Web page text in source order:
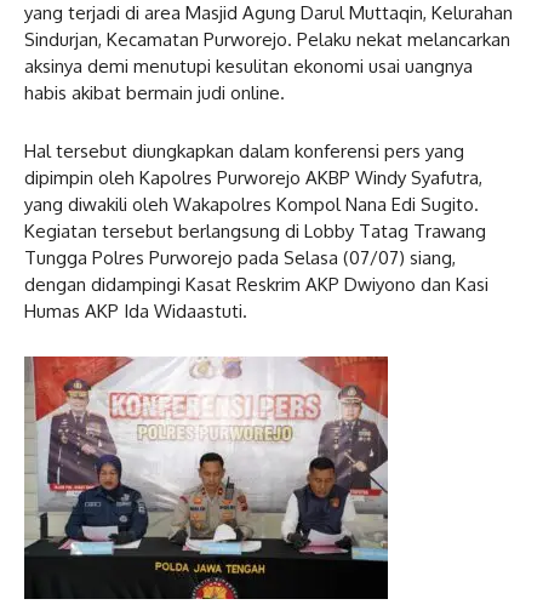
yang terjadi di area Masjid Agung Darul Muttaqin, Kelurahan
Sindurjan, Kecamatan Purworejo. Pelaku nekat melancarkan
aksinya demi menutupi kesulitan ekonomi usai uangnya
habis akibat bermain judi online.
Hal tersebut diungkapkan dalam konferensi pers yang
dipimpin oleh Kapolres Purworejo AKBP Windy Syafutra,
yang diwakili oleh Wakapolres Kompol Nana Edi Sugito.
Kegiatan tersebut berlangsung di Lobby Tatag Trawang
Tungga Polres Purworejo pada Selasa (07/07) siang,
dengan didampingi Kasat Reskrim AKP Dwiyono dan Kasi
Humas AKP Ida Widaastuti.